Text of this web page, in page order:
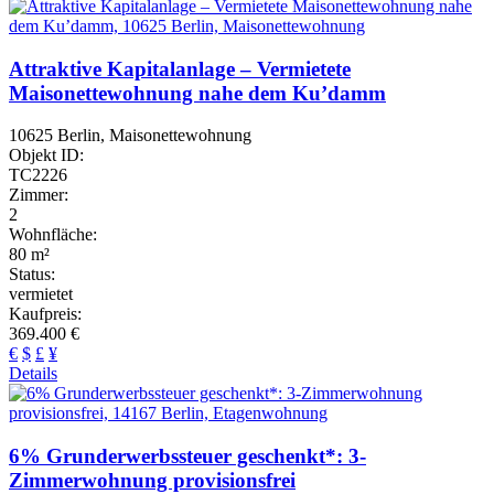
Attraktive Kapitalanlage – Vermietete
Maisonettewohnung nahe dem Ku’damm
10625 Berlin, Maisonettewohnung
Objekt ID:
TC2226
Zimmer:
2
Wohnfläche:
80 m²
Status:
vermietet
Kaufpreis:
369.400 €
€ $ £ ¥
Details
6% Grunderwerbssteuer geschenkt*: 3-
Zimmerwohnung provisionsfrei